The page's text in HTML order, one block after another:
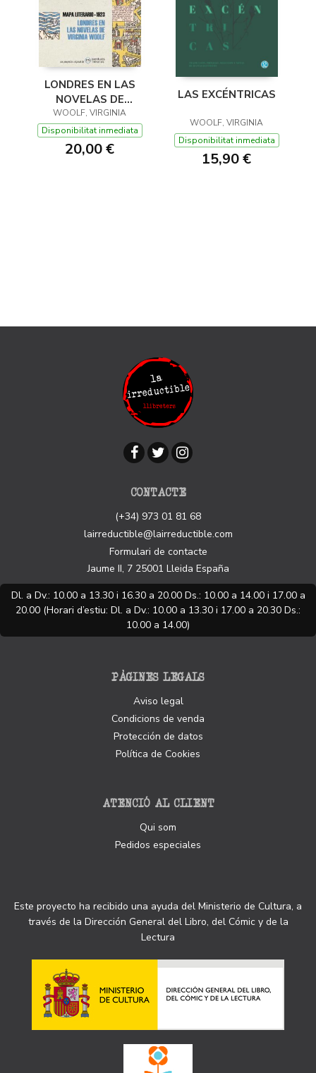
LONDRES EN LAS
NOVELAS DE
VIRGINIA WOOLF
WOOLF, VIRGINIA
Disponibilitat inmediata
20,00 €
LAS EXCÉNTRICAS
WOOLF, VIRGINIA
Disponibilitat inmediata
15,90 €
CONTACTE
(+34) 973 01 81 68
lairreductible@lairreductible.com
Formulari de contacte
Jaume II, 7 25001 Lleida España
Dl. a Dv.: 10.00 a 13.30 i 16.30 a 20.00 Ds.: 10.00 a 14.00 i 17.00 a
20.00 (Horari d’estiu: Dl. a Dv.: 10.00 a 13.30 i 17.00 a 20.30 Ds.:
10.00 a 14.00)
PÀGINES LEGALS
Aviso legal
Condicions de venda
Protección de datos
Política de Cookies
ATENCIÓ AL CLIENT
Qui som
Pedidos especiales
Este proyecto ha recibido una ayuda del Ministerio de Cultura, a
través de la Dirección General del Libro, del Cómic y de la
Lectura